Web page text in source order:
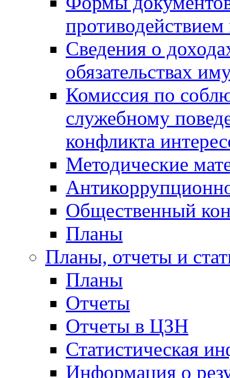
Сведения о
обязательствах
Комиссия по
служебному
конфликта
Методические
Общественный
Планы
Планы, отчеты и
Планы
Отчеты
Отчеты в ЦЗН
Статистическая
Информация о